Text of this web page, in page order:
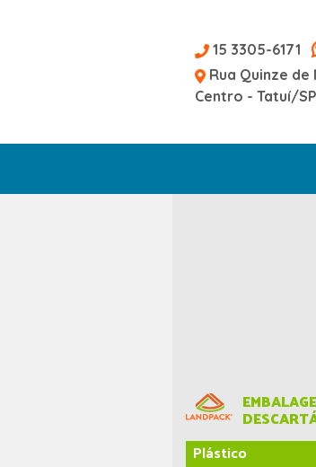
15 3305-6171
Rua Quinze de
Centro - Tatuí/
Plástico